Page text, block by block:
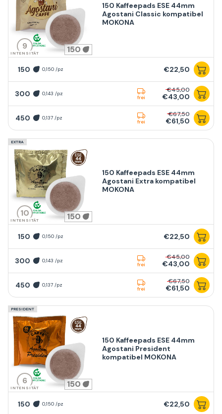
9
INTENSITÄT 150
150 Kaffeepads ESE 44mm
Agostani Classic kompatibel
MOKONA
150 0,150 /pz €22,50
300 0,143 /pz
frei
€45,00
€43,00
450 0,137 /pz
frei
€67,50
€61,50
EXTRA
10
INTENSITÄT 150
150 Kaffeepads ESE 44mm
Agostani Extra kompatibel
MOKONA
150 0,150 /pz €22,50
300 0,143 /pz
frei
€45,00
€43,00
450 0,137 /pz
frei
€67,50
€61,50
PRESIDENT
6
INTENSITÄT 150
150 Kaffeepads ESE 44mm
Agostani President
kompatibel MOKONA
150 0,150 /pz €22,50